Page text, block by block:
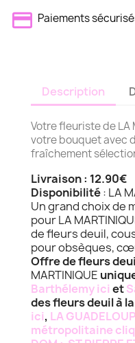
Paiements
Description
Votre fleuriste de LA
votre bouquet avec
fraîchement
Livraison : 12.90€
Disponibilité: LA
Un grand choix de
pour LA
de fleurs deuil,
pour obsèques,
Offre de fleurs
MARTINIQUE
Barthélemy ici et
des fleurs deuil à la
ici, LA
métropolitaine